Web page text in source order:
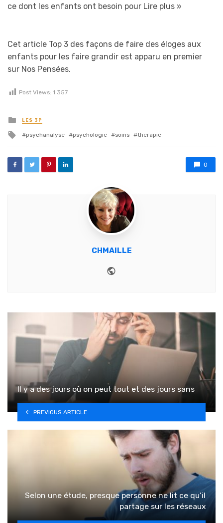
ce dont les enfants ont besoin pour Lire plus »
Cet article Top 3 des façons de faire des éloges aux
enfants pour les faire grandir est apparu en premier
sur Nos Pensées.
Post Views: 1 357
Posted in
LES 3P
Tagged with
psychanalyse psychologie soins therapie
0
CHMAILLE
Il y a des jours où on peut tout et des jours sans
PREVIOUS ARTICLE
Selon une étude, presque personne ne lit ce qu’il
partage sur les réseaux